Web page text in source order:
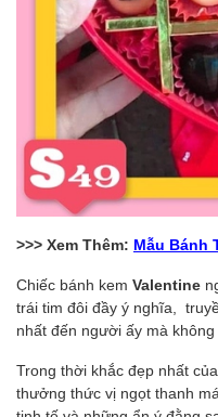
>>> Xem Thêm: Mẫu Bánh
Chiếc bánh kem Valentine
trái tim đôi đầy ý nghĩa,
nhất đến người ấy mà
Trong thời khắc đẹp nhất
thưởng thức vị ngọt thanh